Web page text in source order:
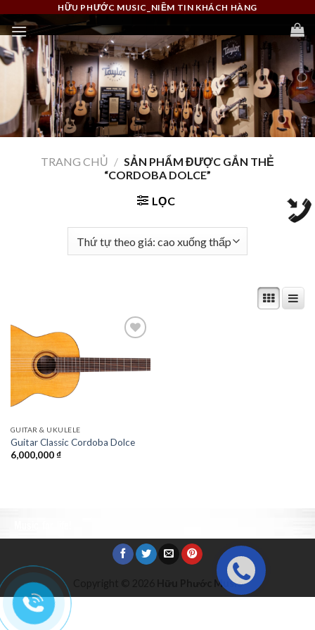
to
content
HỮU PHƯỚC MUSIC_NIỀM TIN KHÁCH HÀNG
TRANG CHỦ / SẢN PHẨM ĐƯỢC GẮN THẺ
“CORDOBA DOLCE”
LỌC
Wishlist
GUITAR & UKULELE
Guitar Classic Cordoba Dolce
6,000,000₫
Hữu Phước Music